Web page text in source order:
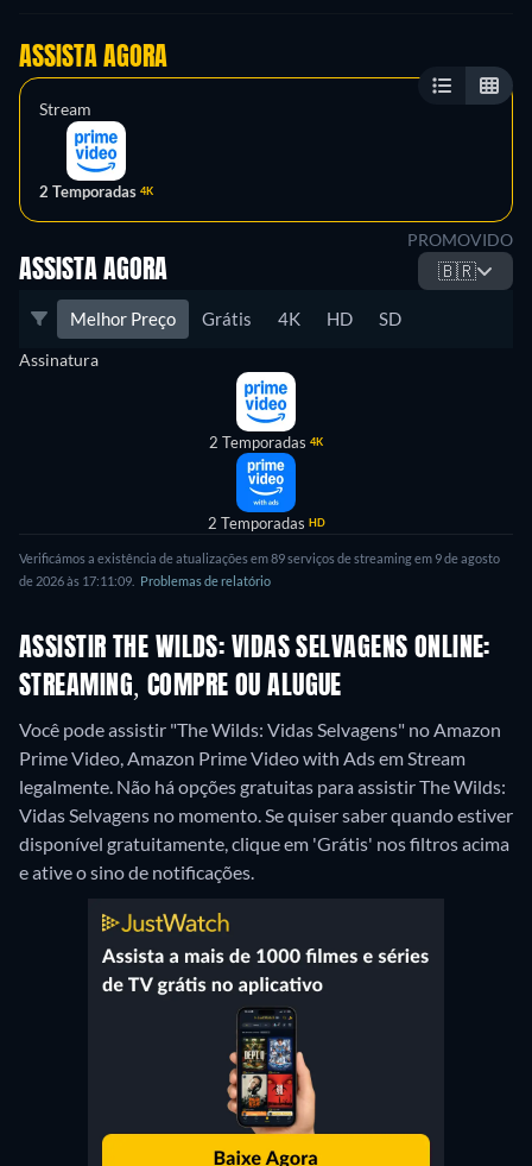
ASSISTA AGORA
Stream
2 Temporadas 4K
PROMOVIDO
ASSISTA AGORA 🇧🇷
Melhor Preço Grátis 4K HD SD
Assinatura
2 Temporadas 4K
2 Temporadas HD
Verificámos a existência de atualizações em 89 serviços de streaming em 9 de agosto
de 2026 às 17:11:09.
Problemas de relatório
ASSISTIR THE WILDS: VIDAS SELVAGENS ONLINE:
STREAMING, COMPRE OU ALUGUE
Você pode assistir "The Wilds: Vidas Selvagens" no Amazon
Prime Video, Amazon Prime Video with Ads em Stream
legalmente. Não há opções gratuitas para assistir The Wilds:
Vidas Selvagens no momento. Se quiser saber quando estiver
disponível gratuitamente, clique em 'Grátis' nos filtros acima
e ative o sino de notificações.